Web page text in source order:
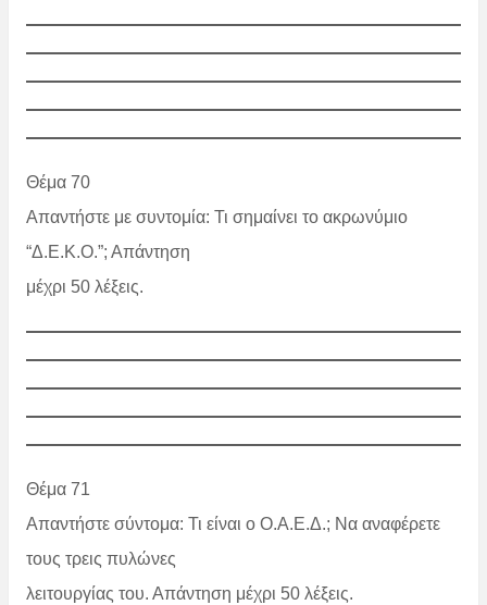
Θέμα 70
Απαντήστε με συντομία: Τι σημαίνει το ακρωνύμιο
“Δ.Ε.Κ.Ο.”; Απάντηση
μέχρι 50 λέξεις.
Θέμα 71
Απαντήστε σύντομα: Τι είναι ο Ο.Α.Ε.Δ.; Να αναφέρετε
τους τρεις πυλώνες
λειτουργίας του. Απάντηση μέχρι 50 λέξεις.